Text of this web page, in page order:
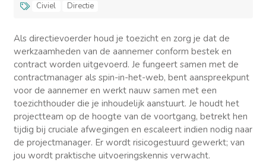
Civiel
Directie
Als directievoerder houd je toezicht en zorg je dat de
werkzaamheden van de aannemer conform bestek en
contract worden uitgevoerd. Je fungeert samen met de
contractmanager als spin-in-het-web, bent aanspreekpunt
voor de aannemer en werkt nauw samen met een
toezichthouder die je inhoudelijk aanstuurt. Je houdt het
projectteam op de hoogte van de voortgang, betrekt hen
tijdig bij cruciale afwegingen en escaleert indien nodig naar
de projectmanager. Er wordt risicogestuurd gewerkt; van
jou wordt praktische uitvoeringskennis verwacht.